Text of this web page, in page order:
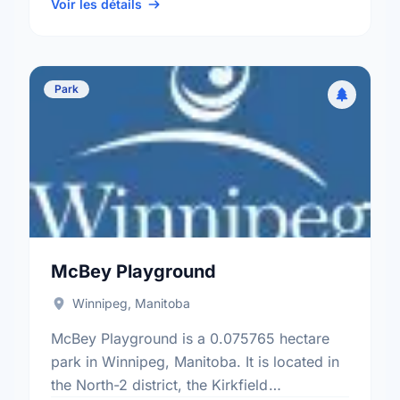
electoral ward.
Voir les détails
Park
McBey Playground
Winnipeg, Manitoba
McBey Playground is a 0.075765 hectare
park in Winnipeg, Manitoba. It is located in
the North-2 district, the Kirkfield